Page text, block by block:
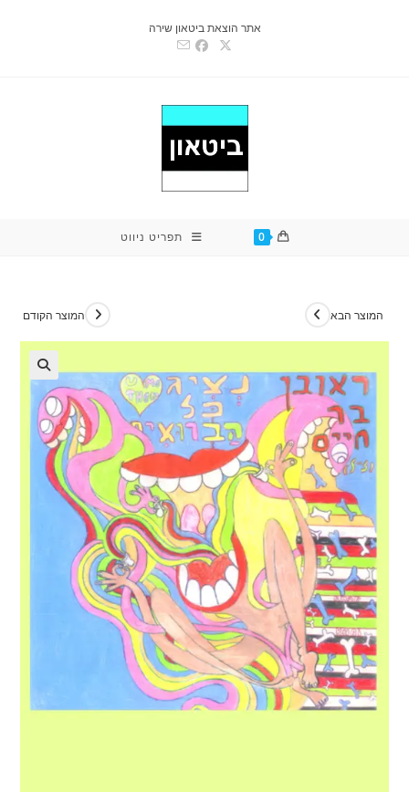
אתר הוצאת ביטאון שירה
0 תפריט ניווט
המוצר הקודם המוצר הבא